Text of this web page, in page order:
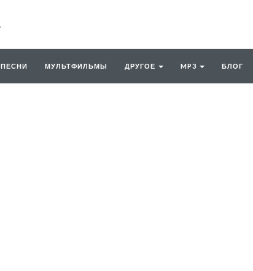
ПЕСНИ МУЛЬТФИЛЬМЫ ДРУГОЕ MP3 БЛОГ